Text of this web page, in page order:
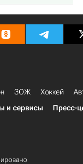
ЗОЖ Хоккей
и сервисы Пресс-